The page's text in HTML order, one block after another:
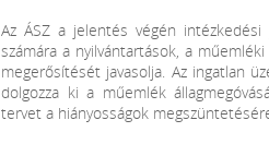
Az ÁSZ a jelentés végén
számára a nyilvántartások, a
megerősítését javasolja. Az ingatlan
dolgozza ki a műemlék
tervet a hiányosságok